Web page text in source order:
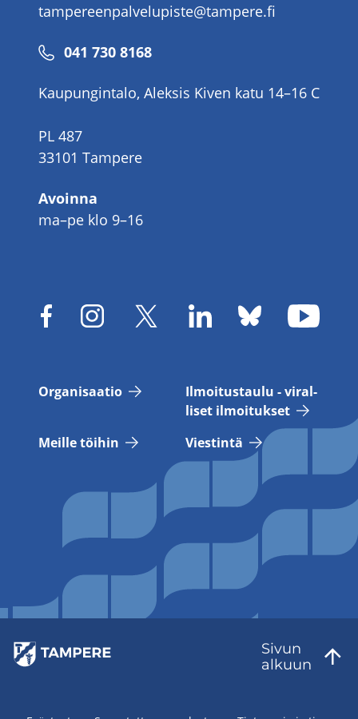
tampereenpalvelupiste@tampere.fi
Puhelinnumero
041 730 8168
Kaupungintalo, Aleksis Kiven katu 14–16 C
PL 487
33101 Tampere
Avoinna
ma–pe klo 9–16
Or­ga­ni­saa­tio
Il­moi­tus­tau­lu - vi­ral­
li­set il­moi­tuk­set
Meil­le töi­hin
Vies­tin­tä
Sivun
al­kuun